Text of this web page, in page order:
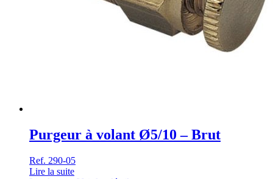
Purgeur à volant Ø5/10 – Brut
Ref. 290-05
Lire la suite